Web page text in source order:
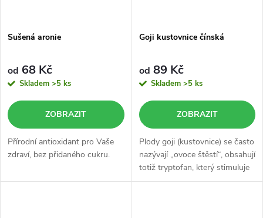
Sušená aronie
od 68 Kč
Skladem >5 ks
ZOBRAZIT
Přírodní antioxidant pro Vaše
zdraví, bez přidaného cukru.
Goji kustovnice čínská
od 89 Kč
Skladem >5 ks
ZOBRAZIT
Plody goji (kustovnice) se často
nazývají „ovoce štěstí“, obsahují
totiž tryptofan, který stimuluje
tělo k produkci hormonu štěstí,